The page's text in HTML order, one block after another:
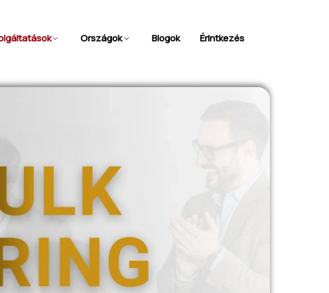
Országok Blogok Érintkezés